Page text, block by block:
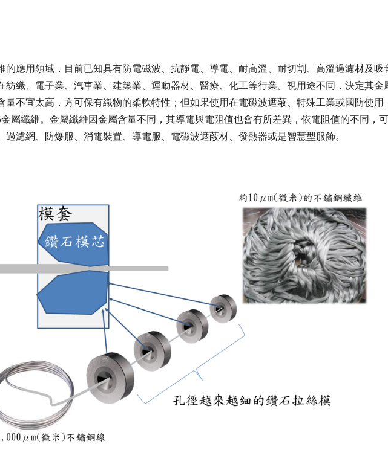
的應用領域，目前已知具有防電磁波、抗靜電、導電、耐高溫、耐切割、高溫過濾材及
紡織、電子業、汽車業、建築業、運動器材、醫療、化工等行業。視用途不同，決定其
量不宜太高，方可保有織物的柔軟特性；但如果使用在電磁波遮蔽、特殊工業或國防使用
屬纖維。金屬纖維因金屬含量不同，其導電與電阻值也會有所差異，依電阻值的不同，
過濾網、防爆服、消電裝置、導電服、電磁波遮蔽材、發熱器或是智慧型服飾。